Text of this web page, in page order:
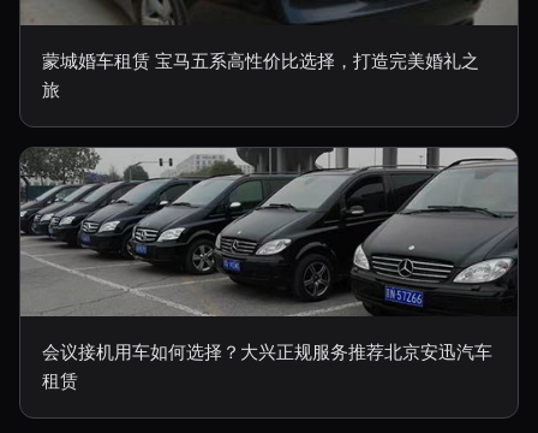
蒙城婚车租赁 宝马五系高性价比选择，打造完美婚礼之
旅
会议接机用车如何选择？大兴正规服务推荐北京安迅汽车
租赁